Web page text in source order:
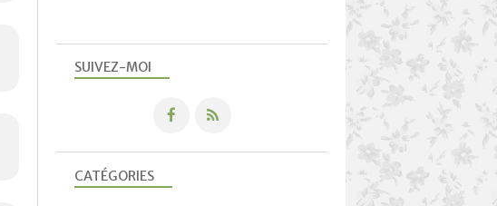
SUIVEZ-MOI
CATÉGORIES